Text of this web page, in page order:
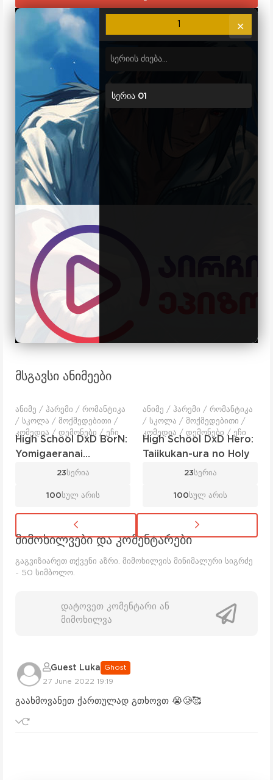
✕
1
სერია 01
მსგავსი ანიმეები
ანიმე / ჰარემი / რომანტიკა
/ სკოლა / მოქმედებითი /
კომედია / დემონები / ეჩი
High School DxD BorN:
Yomigaeranai
Fushichou
23 სერია
100 სულ არის
ანიმე / ჰარემი / რომანტიკა
/ სკოლა / მოქმედებითი /
კომედია / დემონები / ეჩი
High School DxD Hero:
Taiikukan-ura no Holy
23 სერია
100 სულ არის
მიმოხილვები და კომენტარები
გაგვიზიარეთ თქვენი აზრი. მიმოხილვის მინიმალური სიგრძე
- 50 სიმბოლო.
დატოვეთ კომენტარი ან
მიმოხილვა
Guest Luka Ghost
27 June 2022 19:19
გაახმოვანეთ ქართულად გთხოვთ 😭🥲🥰